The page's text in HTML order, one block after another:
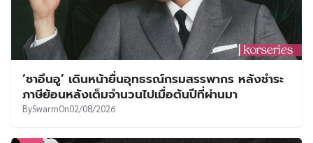
‘ชาอึนอู’ เดินหน้ายื่นอุทธรณ์กรมสรรพากร หลังชำระ
ภาษีย้อนหลังเต็มจำนวนไปเมื่อต้นปีที่ผ่านมา
BySwarmOn02/08/2026